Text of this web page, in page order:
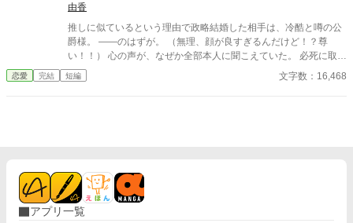
する物語。○Ｒシーンには※印あり。 [男装令嬢は伯爵家を継ぎた
い！]の改稿版です。 ムーンライトでも公開中。
由香
推しに似ているという理由で政略結婚した相手は、冷酷と噂の公
爵様。 ――のはずが。 （無理、顔が良すぎるんだけど！？尊
い！！） 心の声が、なぜか全部本人に聞こえていた。 必死に取り
繕うも時すでに遅し。 暴走する脳内実況を止めるたび、旦那様は
なぜか――キスしてくる。 「黙らせるのにちょうどいい」 いや全
恋愛 完結 短編 文字数：16,468
アプリ一覧